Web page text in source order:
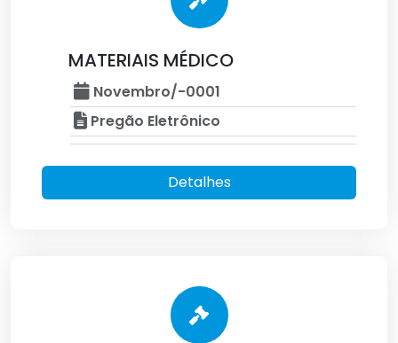
MATERIAIS MÉDICO
Novembro/-0001
Pregão Eletrônico
Detalhes